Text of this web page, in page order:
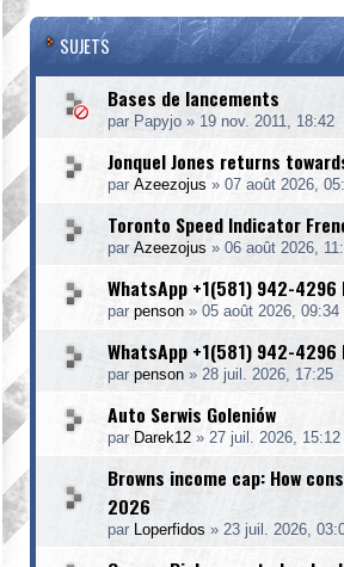
SUJETS
Bases de lancements
par Papyjo » 19 nov. 2011, 18:42
Jonquel Jones returns
par Azeezojus » 07 août 2026,
Toronto Speed Indicator
par Azeezojus » 06 août 2026,
WhatsApp +1(581) 942-4296
par penson » 05 août 2026, 09:34
WhatsApp +1(581) 942-4296
par penson » 28 juil. 2026, 17:25
Auto Serwis Goleniów
par Darek12 » 27 juil. 2026, 15:12
Browns income cap: How
2026
par Loperfidos » 23 juil. 2026,